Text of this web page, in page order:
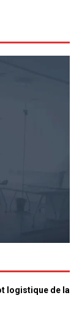
logistique de la